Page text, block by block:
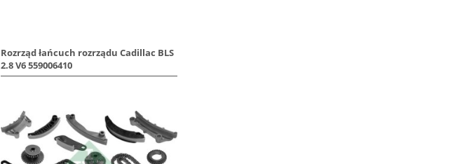
Rozrząd łańcuch rozrządu Cadillac BLS
2.8 V6 559006410